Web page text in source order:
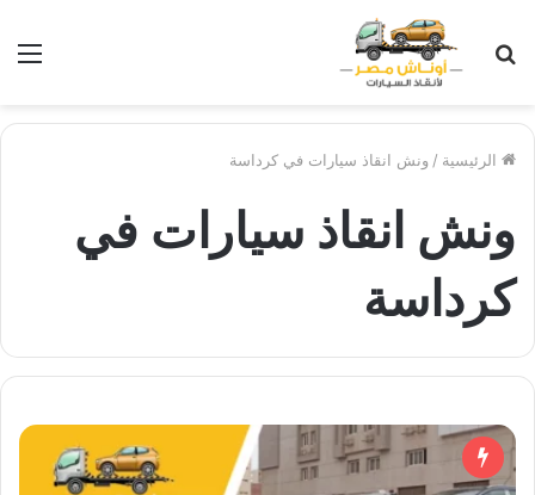
الرئيسية / ونش انقاذ سيارات في كرداسة
ونش انقاذ سيارات في
كرداسة